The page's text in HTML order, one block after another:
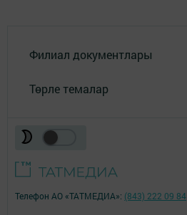
Филиал документлары
Төрле темалар
Телефон АО «ТАТМЕДИА»: (843) 222 09 84